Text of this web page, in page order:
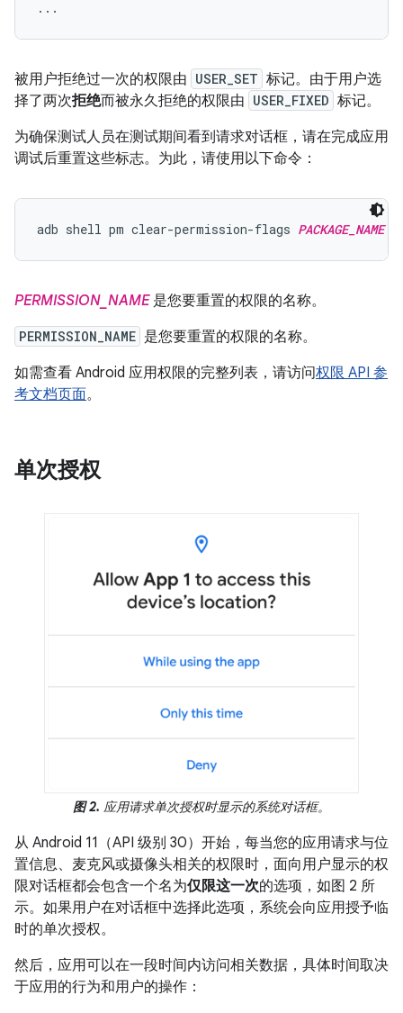
被用户拒绝过一次的权限由 USER_SET 标记。由于用户选
择了两次拒绝而被永久拒绝的权限由 USER_FIXED 标记。
为确保测试人员在测试期间看到请求对话框，请在完成应用
调试后重置这些标志。为此，请使用以下命令：
adb shell pm clear-permission-flags PACKAGE_NAME
PERMISSION_NAME是您要重置的权限的名称。
PERMISSION_NAME 是您要重置的权限的名称。
如需查看 Android 应用权限的完整列表，请访问权限 API 参
考文档页面。
单次授权
图 2. 应用请求单次授权时显示的系统对话框。
从 Android 11（API 级别 30）开始，每当您的应用请求与位
置信息、麦克风或摄像头相关的权限时，面向用户显示的权
限对话框都会包含一个名为仅限这一次的选项，如图 2 所
示。如果用户在对话框中选择此选项，系统会向应用授予临
时的单次授权。
然后，应用可以在一段时间内访问相关数据，具体时间取决
于应用的行为和用户的操作：